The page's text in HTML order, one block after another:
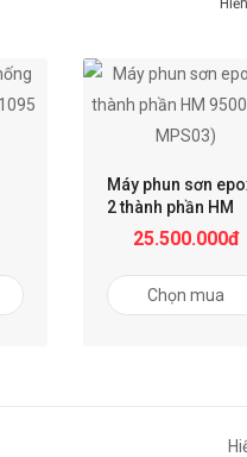
Máy phun sơn
2 thành phần HM
9500 (VT-MPS03)
25.500.000đ
Chọn mua